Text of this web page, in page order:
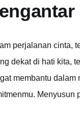
perjalanan cinta,
dekat di hati kita,
membantu dalam
Menyusun